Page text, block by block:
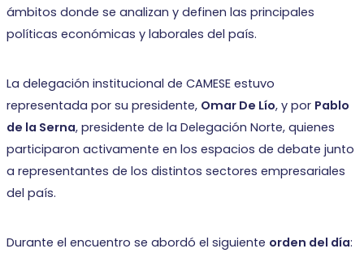
ámbitos donde se analizan y definen las principales
políticas económicas y laborales del país.
La delegación institucional de CAMESE estuvo
representada por su presidente, Omar De Lío, y por Pablo
de la Serna, presidente de la Delegación Norte, quienes
participaron activamente en los espacios de debate junto
a representantes de los distintos sectores empresariales
del país.
Durante el encuentro se abordó el siguiente orden del día: